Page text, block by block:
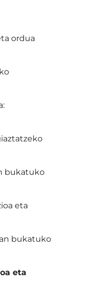
ordua
bukatuko
eta
bukatuko
eta